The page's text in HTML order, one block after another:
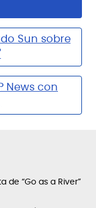
Sun sobre
News con
de “Go as a River”